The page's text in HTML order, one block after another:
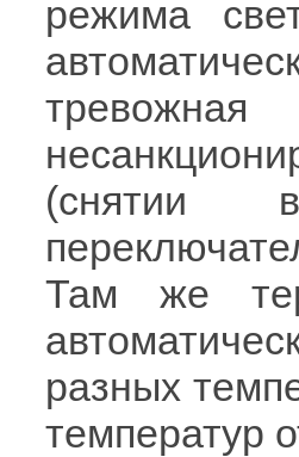
режима
(снятии
Там же
разных
температур